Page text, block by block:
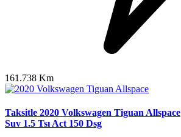
161.738 Km
Taksitle 2020 Volkswagen Tiguan Allspace
Suv 1.5 Tsı Act 150 Dsg